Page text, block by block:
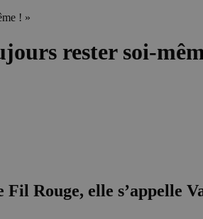
! »
rester soi-
Fil Rouge, elle s’appelle